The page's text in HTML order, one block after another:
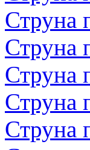
Струна
Струна
Струна
Струна
Струна